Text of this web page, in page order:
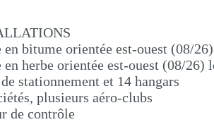
en bitume orientée est-ouest (08/
en herbe orientée est-ouest (08/26)
stationnement et 14 hangars
plusieurs aéro-clubs
de contrôle